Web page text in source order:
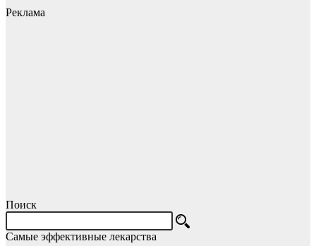
Реклама
Поиск
Самые эффективные лекарства